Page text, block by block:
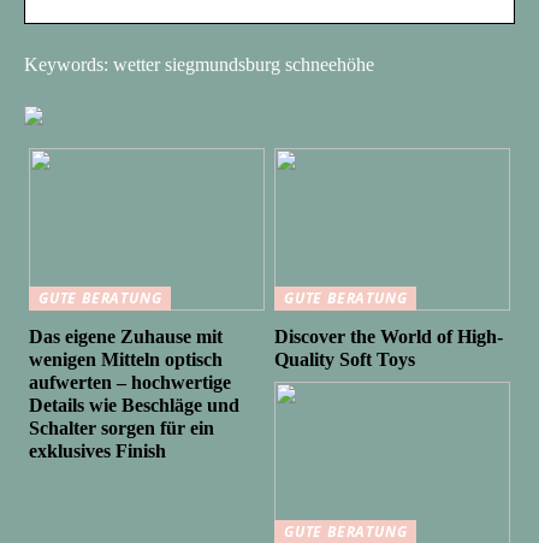
Keywords: wetter siegmundsburg schneehöhe
GUTE BERATUNG
Das eigene Zuhause mit
wenigen Mitteln optisch
aufwerten – hochwertige
Details wie Beschläge und
Schalter sorgen für ein
exklusives Finish
GUTE BERATUNG
Discover the World of High-
Quality Soft Toys
GUTE BERATUNG